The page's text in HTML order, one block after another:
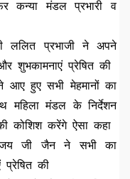
कन्या मंडल प्रभारी व
ललित प्रभाजी ने अपने
शुभकामनाएं प्रेषित की
ने आए हुए सभी मेहमानों का
महिला मंडल के निर्देशन
कोशिश करेंगे ऐसा कहा
जी जैन ने सभी का
प्रेषित की